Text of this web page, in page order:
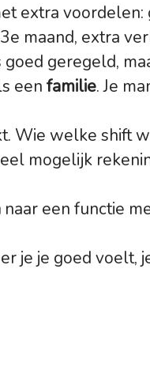
extra voordelen:
maand, extra
geregeld,
een familie. Je
Wie welke shift
mogelijk
naar een functie
je je goed voelt,